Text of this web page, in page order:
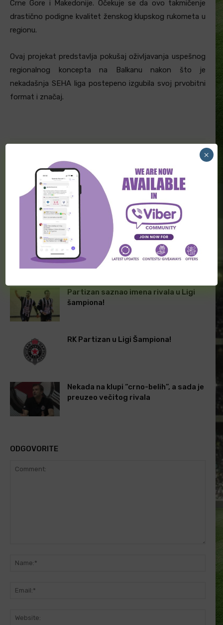
Crne Gore i Makedonije. Očekuje se da ovo takmičenje
drastično podigne kvalitet ženskog klupskog rukometa u
regionu.
Ovaj projekat predstavlja pokušaj oživljavanja uspešnog
regionalnog koncepta na Balkanu nakon što je
nekadašnja SEHA liga postepeno izgubila svoj prvobitni
format i značaj.
Facebook
PRETHODNA VEST
“Orlovi” odlaze na Svetsko
prvenstvo!
SLEDEĆA VEST
“Crno-beli” veoma blizu da
odbrane naslov prvaka
POVEZANI ČLANCI
Partizan saznao imena rivala u Ligi
šampiona!
RK Partizan u Ligi Šampiona!
Nekada na klupi “crno-belih”, a sada je
preuzeo večitog rivala
ODGOVORITE
×